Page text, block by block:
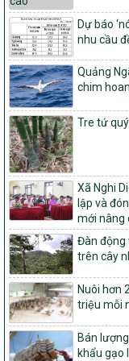
ương và tỉ lệ vốn đối
Chương trình mục
nghèo bền vững và
tộc thiểu số và miền
1451/QĐ-UBND
Phê duyệt danh
trong xây dựng nông
tỉnh Nghệ An
103/PTNT-NTM
Về việc đăng ký thực
Dự án 2 – Chương
giai đoạn 2021-2025
827/QĐ-BNNMT
Quyết định Ban
mục tiêu quốc gia
vững và phát triển
số và miền núi giai
đến năm 2030
14/2026/TT-
Hướng dẫn thực hiện
Dự báo
nhu cầu
Quảng
chim
Tre tứ quý
Xã Nghi
lập và
mới nâng
Đàn động
trên cây
Nuôi hơn
triệu mỗi
Bán
khẩu gạo